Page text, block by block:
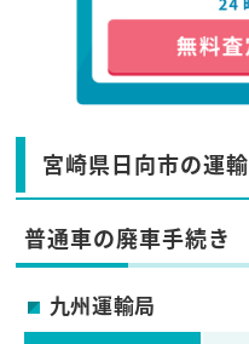
宮崎県日向市の運
普通車の廃車手続き
九州運輸局